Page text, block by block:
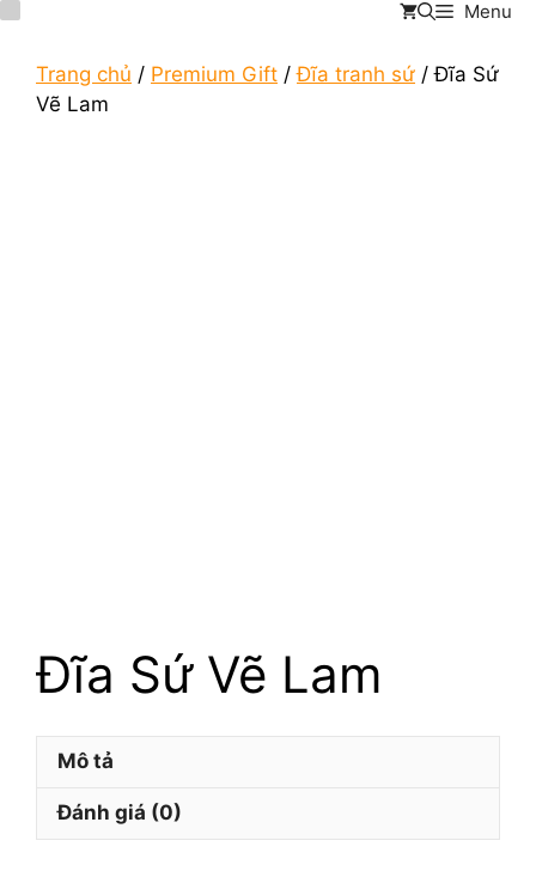
Chuyển
dung
Menu
Trang chủ / Premium Gift /Đĩa tranh sứ / Đĩa Sứ
Vẽ Lam
Đĩa Sứ Vẽ Lam
Mô tả
Đánh giá (0)